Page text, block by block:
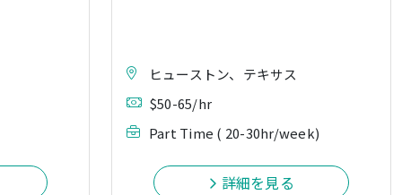
ヒューストン、テキサス
$50-65/hr
Part Time ( 20-30hr/week)
詳細を見る